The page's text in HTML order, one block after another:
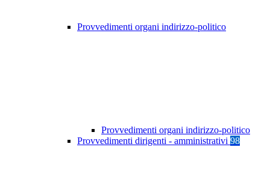
Provvedimenti organi indirizzo-politico
Provvedimenti organi indirizzo-politico
Provvedimenti dirigenti - amministrativi 98